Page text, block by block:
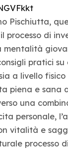
Pischiutta,
processo di
mentalità
pratici su
a livello
piena e sana
una
personale,
vitalità e
processo di